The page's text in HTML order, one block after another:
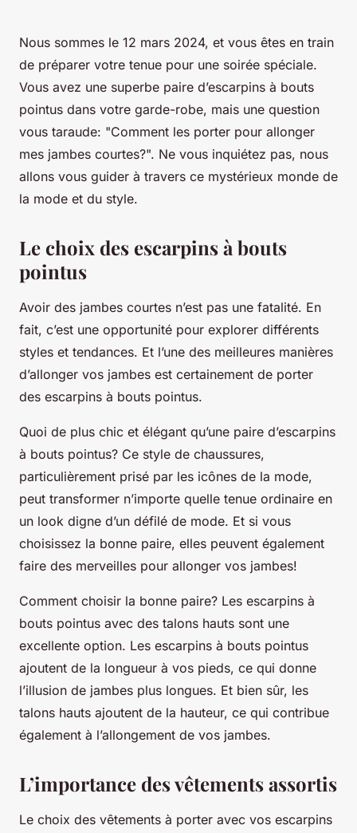
Nous sommes le 12 mars 2024, et vous êtes en train
de préparer votre tenue pour une soirée spéciale.
Vous avez une superbe paire d’escarpins à bouts
pointus dans votre garde-robe, mais une question
vous taraude: "Comment les porter pour allonger
mes jambes courtes?". Ne vous inquiétez pas, nous
allons vous guider à travers ce mystérieux monde de
la mode et du style.
Le choix des escarpins à bouts
pointus
Avoir des jambes courtes n’est pas une fatalité. En
fait, c’est une opportunité pour explorer différents
styles et tendances. Et l’une des meilleures manières
d’allonger vos jambes est certainement de porter
des escarpins à bouts pointus.
Quoi de plus chic et élégant qu’une paire d’escarpins
à bouts pointus? Ce style de chaussures,
particulièrement prisé par les icônes de la mode,
peut transformer n’importe quelle tenue ordinaire en
un look digne d’un défilé de mode. Et si vous
choisissez la bonne paire, elles peuvent également
faire des merveilles pour allonger vos jambes!
Comment choisir la bonne paire? Les escarpins à
bouts pointus avec des talons hauts sont une
excellente option. Les escarpins à bouts pointus
ajoutent de la longueur à vos pieds, ce qui donne
l’illusion de jambes plus longues. Et bien sûr, les
talons hauts ajoutent de la hauteur, ce qui contribue
également à l’allongement de vos jambes.
L’importance des vêtements assortis
Le choix des vêtements à porter avec vos escarpins